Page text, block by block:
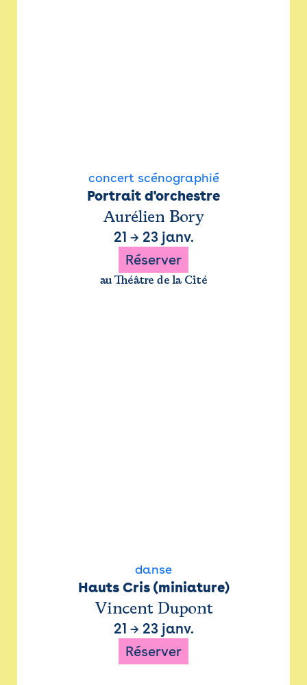
concert scénographié
Portrait d'orchestre
Aurélien Bory
21 → 23 janv.
Réserver
au Théâtre de la Cité
danse
Hauts Cris (miniature)
Vincent Dupont
21 → 23 janv.
Réserver